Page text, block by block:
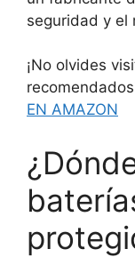
seguridad y el
¡No olvides
EN AMAZON